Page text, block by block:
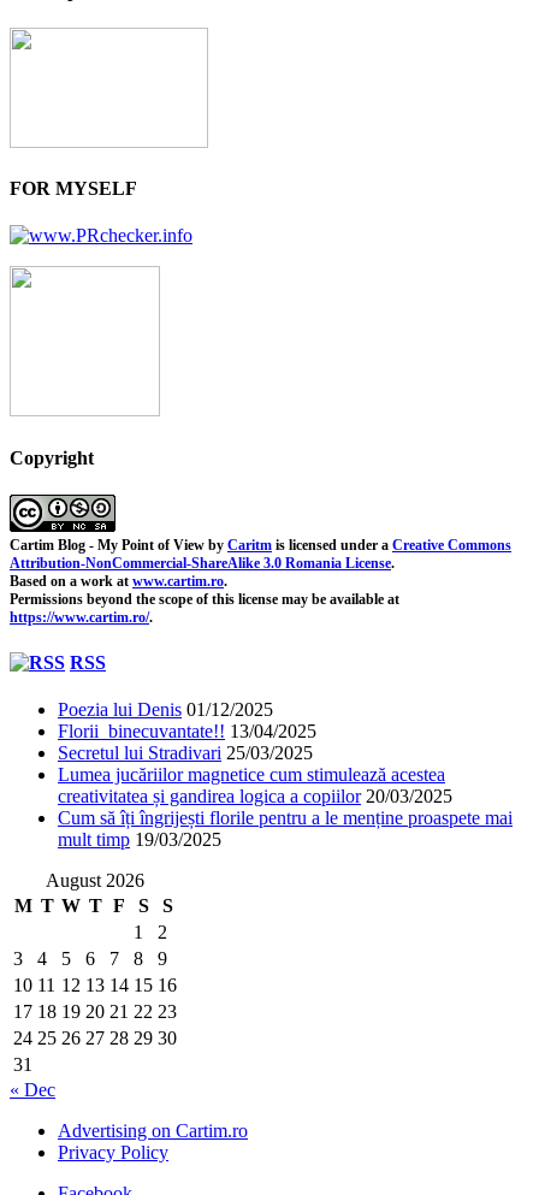
FOR MYSELF
Copyright
Cartim Blog - My Point of View by Caritm is licensed under a Creative Commons
Attribution-NonCommercial-ShareAlike 3.0 Romania License.
Based on a work at www.cartim.ro.
Permissions beyond the scope of this license may be available at
https://www.cartim.ro/.
RSS
Poezia lui Denis 01/12/2025
Florii binecuvantate!! 13/04/2025
Secretul lui Stradivari 25/03/2025
Lumea jucăriilor magnetice cum stimulează acestea
creativitatea și gandirea logica a copiilor 20/03/2025
Cum să îți îngrijești florile pentru a le menține proaspete mai
mult timp 19/03/2025
August 2026
M T W T F S
S
1
2
3
4 5 6 7 8
9
10 11 12 13 14 15 16
17 18 19 20 21 22 23
24 25 26 27 28 29 30
31
« Dec
Advertising on Cartim.ro
Privacy Policy